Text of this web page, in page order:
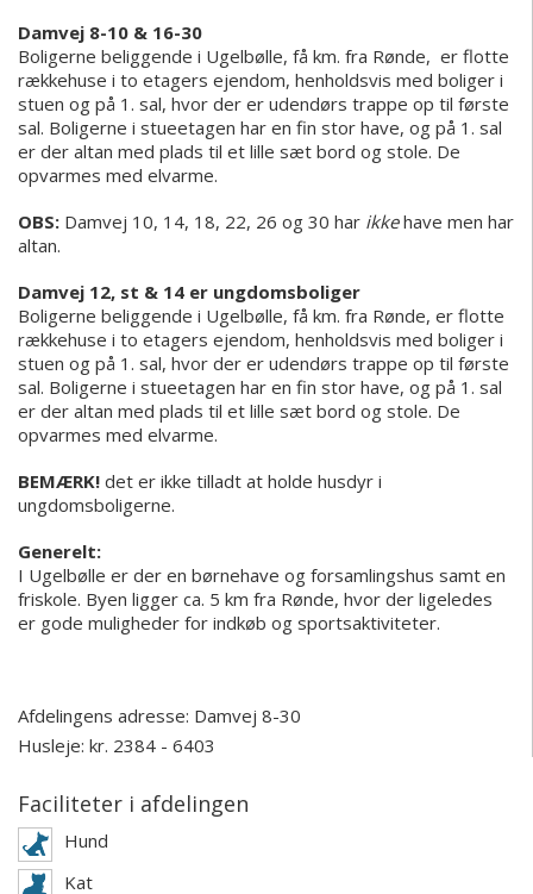
Damvej 8-10 & 16-30
Boligerne beliggende i Ugelbølle, få km. fra Rønde, er flotte
rækkehuse i to etagers ejendom, henholdsvis med boliger i
stuen og på 1. sal, hvor der er udendørs trappe op til første
sal. Boligerne i stueetagen har en fin stor have, og på 1. sal
er der altan med plads til et lille sæt bord og stole. De
opvarmes med elvarme.
OBS: Damvej 10, 14, 18, 22, 26 og 30 har ikkehave men har
altan.
Damvej 12, st & 14 er ungdomsboliger
Boligerne beliggende i Ugelbølle, få km. fra Rønde, er flotte
rækkehuse i to etagers ejendom, henholdsvis med boliger i
stuen og på 1. sal, hvor der er udendørs trappe op til første
sal. Boligerne i stueetagen har en fin stor have, og på 1. sal
er der altan med plads til et lille sæt bord og stole. De
opvarmes med elvarme.
BEMÆRK! det er ikke tilladt at holde husdyr i
ungdomsboligerne.
Generelt:
I Ugelbølle er der en børnehave og forsamlingshus samt en
friskole. Byen ligger ca. 5 km fra Rønde, hvor der ligeledes
er gode muligheder for indkøb og sportsaktiviteter.
Afdelingens adresse: Damvej 8-30
Husleje: kr. 2384 - 6403
Faciliteter i afdelingen
Hund
Kat